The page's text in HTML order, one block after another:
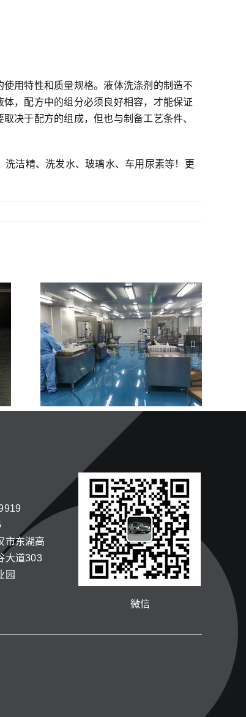
用特性和质量规格。液体洗涤剂的制造不
，配方中的组分必须良好相容，才能保证
决于配方的组成，但也与制备工艺条件、
洁精、洗发水、玻璃水、车用尿素等！更
应
市东湖高
大道303
园
微信